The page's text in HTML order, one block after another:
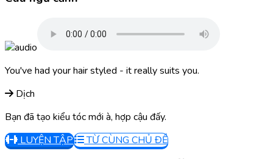
You've had your hair styled - it really suits you.
Dịch
Bạn đã tạo kiểu tóc mới à, hợp cậu đấy.
LUYỆN TẬP
TỪ CÙNG CHỦ ĐỀ